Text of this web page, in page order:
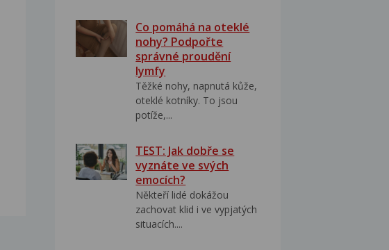
Co pomáhá na oteklé
nohy? Podpořte
správné proudění
lymfy
Těžké nohy, napnutá kůže,
oteklé kotníky. To jsou
potíže,...
TEST: Jak dobře se
vyznáte ve svých
emocích?
Někteří lidé dokážou
zachovat klid i ve vypjatých
situacích....